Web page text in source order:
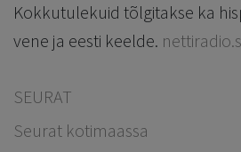
Kokkutulekuid tõlgitakse ka
vene ja eesti keelde.
SEURAT
Seurat kotimaassa